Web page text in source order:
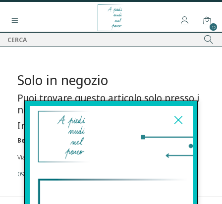
15
Solo in negozio
Puoi trovare questo articolo solo presso i
nostri punti vendita:
Info contatti
Before s.r.l.s.
Via Della Maestranza , 23 96100 Siracusa
09311962373